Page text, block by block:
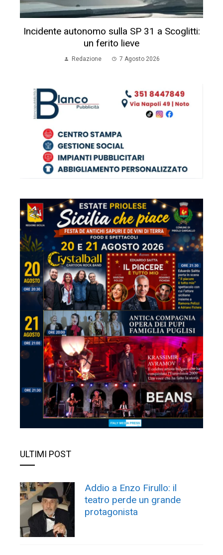
Incidente autonomo sulla SP 31 a Scoglitti:
un ferito lieve
Redazione 7 Agosto 2026
ULTIMI POST
Addio a Enzo Firullo: il
teatro perde un grande
protagonista